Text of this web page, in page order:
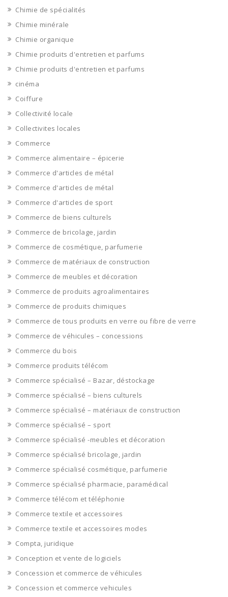
Chimie de spécialités
Chimie minérale
Chimie organique
Chimie produits d'entretien et parfums
Chimie produits d'entretien et parfums
cinéma
Coiffure
Collectivité locale
Collectivites locales
Commerce
Commerce alimentaire – épicerie
Commerce d'articles de métal
Commerce d'articles de métal
Commerce d'articles de sport
Commerce de biens culturels
Commerce de bricolage, jardin
Commerce de cosmétique, parfumerie
Commerce de matériaux de construction
Commerce de meubles et décoration
Commerce de produits agroalimentaires
Commerce de produits chimiques
Commerce de tous produits en verre ou fibre de verre
Commerce de véhicules – concessions
Commerce du bois
Commerce produits télécom
Commerce spécialisé – Bazar, déstockage
Commerce spécialisé – biens culturels
Commerce spécialisé – matériaux de construction
Commerce spécialisé – sport
Commerce spécialisé -meubles et décoration
Commerce spécialisé bricolage, jardin
Commerce spécialisé cosmétique, parfumerie
Commerce spécialisé pharmacie, paramédical
Commerce télécom et téléphonie
Commerce textile et accessoires
Commerce textile et accessoires modes
Compta, juridique
Conception et vente de logiciels
Concession et commerce de véhicules
Concession et commerce vehicules